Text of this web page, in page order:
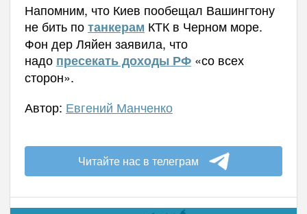
Напомним, что Киев пообещал Вашингтону
не бить потанкерам КТК в Черном море.
Фон дер Ляйен заявила, что
надо пресекать доходы РФ«со всех
сторон».
Автор: Евгений Манченко
Читайте нас в телеграм